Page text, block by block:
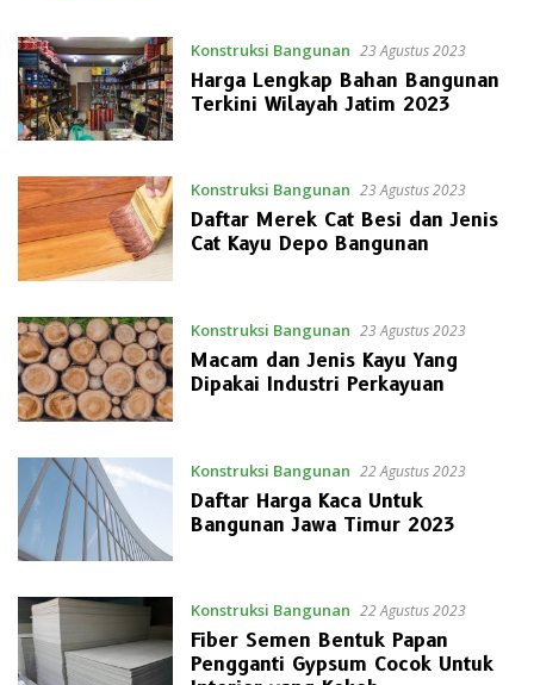
Konstruksi Bangunan 23 Agustus 2023
Harga Lengkap Bahan Bangunan
Terkini Wilayah Jatim 2023
Konstruksi Bangunan 23 Agustus 2023
Daftar Merek Cat Besi dan Jenis
Cat Kayu Depo Bangunan
Konstruksi Bangunan 23 Agustus 2023
Macam dan Jenis Kayu Yang
Dipakai Industri Perkayuan
Konstruksi Bangunan 22 Agustus 2023
Daftar Harga Kaca Untuk
Bangunan Jawa Timur 2023
Konstruksi Bangunan 22 Agustus 2023
Fiber Semen Bentuk Papan
Pengganti Gypsum Cocok Untuk